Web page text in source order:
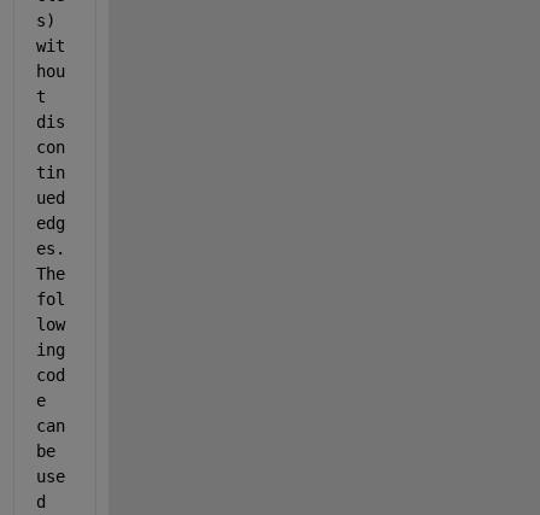
s)
wit
hou
t
dis
con
tin
ued
edg
es.
The
fol
low
ing
cod
e
can
be
use
d